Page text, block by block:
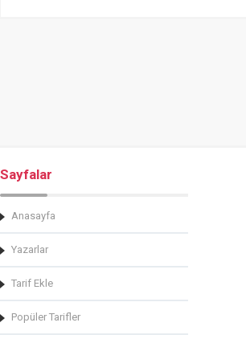
Sayfalar
Anasayfa
Yazarlar
Tarif Ekle
Popüler Tarifler